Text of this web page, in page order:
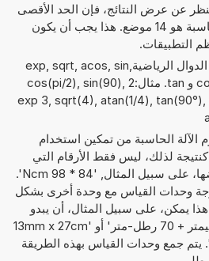
النظر عن عرض النتائج، فإن الحد الأقصى
لعرض هذه الآلة الحاسبة هو 14 موضع. هذا يجب أن يكون
التطبيقات.
يمكن أيضًا استخدام الدوال الرياضيةexp, sqrt, acos, sin,
cos, atan, asin, pow و tan. مثال:cos(pi/2), sin(90), 2
exp 3, sqrt(4), atan(1/4), tan(90°),
الآلة الحاسبة من تمكين استخدام
لذلك، ليس فقط الأرقام التي
يمكن حساب مع بعضها، على سبيل المثال, '84 * 98 Ncm'.
وحدات القياس مع وحدة أخرى بشكل
يمكن، على سبيل المثال، أن يبدو
مثل: '56 نيوتن-سنتيمتر + 70 رطل-متر' أو '13mm x 27cm
x 41dm = ? cm^3'. يتم جمع وحدات القياس بهذه الطريقة